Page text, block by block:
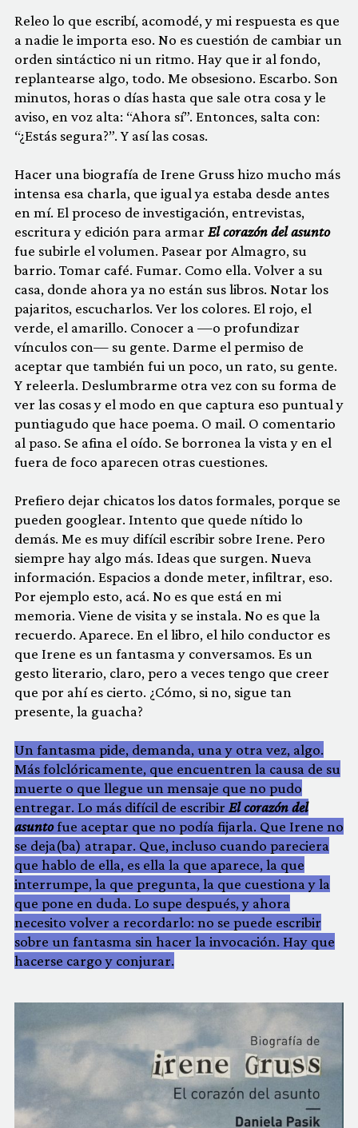
Releo lo que escribí, acomodé, y mi respuesta es que
a nadie le importa eso. No es cuestión de cambiar un
orden sintáctico ni un ritmo. Hay que ir al fondo,
replantearse algo, todo. Me obsesiono. Escarbo. Son
minutos, horas o días hasta que sale otra cosa y le
aviso, en voz alta: “Ahora sí”. Entonces, salta con:
“¿Estás segura?”. Y así las cosas.
Hacer una biografía de Irene Gruss hizo mucho más
intensa esa charla, que igual ya estaba desde antes
en mí. El proceso de investigación, entrevistas,
escritura y edición para armarEl corazón del asunto
fue subirle el volumen. Pasear por Almagro, su
barrio. Tomar café. Fumar. Como ella. Volver a su
casa, donde ahora ya no están sus libros. Notar los
pajaritos, escucharlos. Ver los colores. El rojo, el
verde, el amarillo. Conocer a —o profundizar
vínculos con— su gente. Darme el permiso de
aceptar que también fui un poco, un rato, su gente.
Y releerla. Deslumbrarme otra vez con su forma de
ver las cosas y el modo en que captura eso puntual y
puntiagudo que hace poema. O mail. O comentario
al paso. Se afina el oído. Se borronea la vista y en el
fuera de foco aparecen otras cuestiones.
Prefiero dejar chicatos los datos formales, porque se
pueden googlear. Intento que quede nítido lo
demás. Me es muy difícil escribir sobre Irene. Pero
siempre hay algo más. Ideas que surgen. Nueva
información. Espacios a donde meter, infiltrar, eso.
Por ejemplo esto, acá. No es que está en mi
memoria. Viene de visita y se instala. No es que la
recuerdo. Aparece. En el libro, el hilo conductor es
que Irene es un fantasma y conversamos. Es un
gesto literario, claro, pero a veces tengo que creer
que por ahí es cierto. ¿Cómo, si no, sigue tan
presente, la guacha?
Un fantasma pide, demanda, una y otra vez, algo.
Más folclóricamente, que encuentren la causa de su
muerte o que llegue un mensaje que no pudo
entregar. Lo más difícil de escribirEl corazón del
asuntofue aceptar que no podía fijarla. Que Irene no
se deja(ba) atrapar. Que, incluso cuando pareciera
que hablo de ella, es ella la que aparece, la que
interrumpe, la que pregunta, la que cuestiona y la
que pone en duda. Lo supe después, y ahora
necesito volver a recordarlo: no se puede escribir
sobre un fantasma sin hacer la invocación. Hay que
hacerse cargo y conjurar.